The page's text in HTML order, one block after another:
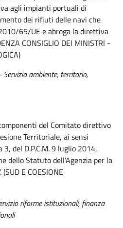
agli impianti portuali di
dei rifiuti delle navi che
65/UE e abroga la direttiva
CONSIGLIO DEI MINISTRI -
ambiente, territorio,
del Comitato direttivo
Territoriale, ai sensi
3, del D.P.C.M. 9 luglio 2014,
dello Statuto dell’Agenzia per la
E COESIONE
riforme istituzionali, finanza